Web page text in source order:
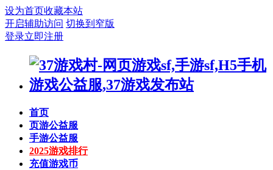
设为首页收藏本站
开启辅助访问 切换到窄版
登录立即注册
首页
页游公益服
手游公益服
2025游戏排行
充值游戏币